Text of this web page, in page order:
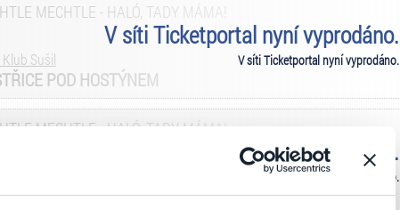
V síti Ticketportal nyní vyprodáno.
V síti Ticketportal nyní vyprodáno.
MECHTLE - HALÓ, TADY MÁMA!
Sušil
POD HOSTÝNEM
V síti Ticketportal nyní vyprodáno.
V síti Ticketportal nyní vyprodáno.
MECHTLE - HALÓ, TADY MÁMA!